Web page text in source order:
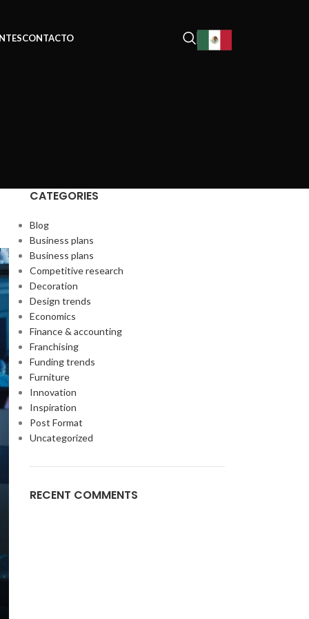
CONTACTO
CATEGORIES
Blog
Business plans
Business plans
Competitive research
Decoration
Design trends
Economics
Finance & accounting
Franchising
Funding trends
Furniture
Innovation
Inspiration
Post Format
Uncategorized
RECENT COMMENTS